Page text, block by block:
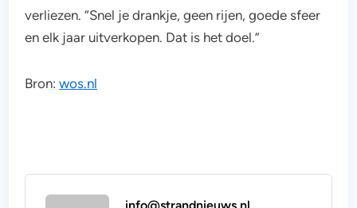
verliezen. “Snel je drankje, geen rijen, goede sfeer
en elk jaar uitverkopen. Dat is het doel.”
Bron:wos.nl